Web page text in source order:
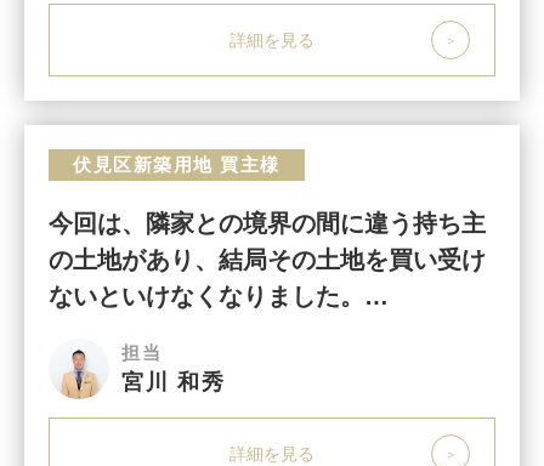
詳細を見る
伏見区新築用地 買主様
今回は、隣家との境界の間に違う持ち主
の土地があり、結局その土地を買い受け
ないといけなくなりました。…
担当
宮川 和秀
詳細を見る